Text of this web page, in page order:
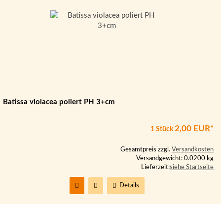
Batissa violacea poliert PH 3+cm
1 Stück 2,00 EUR*
Gesamtpreis zzgl. Versandkosten
Versandgewicht: 0.0200 kg
Lieferzeit:siehe Startseite
Details